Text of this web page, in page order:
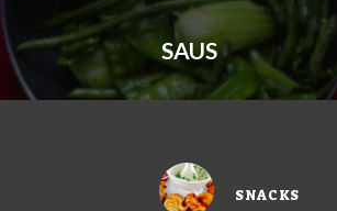
SAUS
SNACKS